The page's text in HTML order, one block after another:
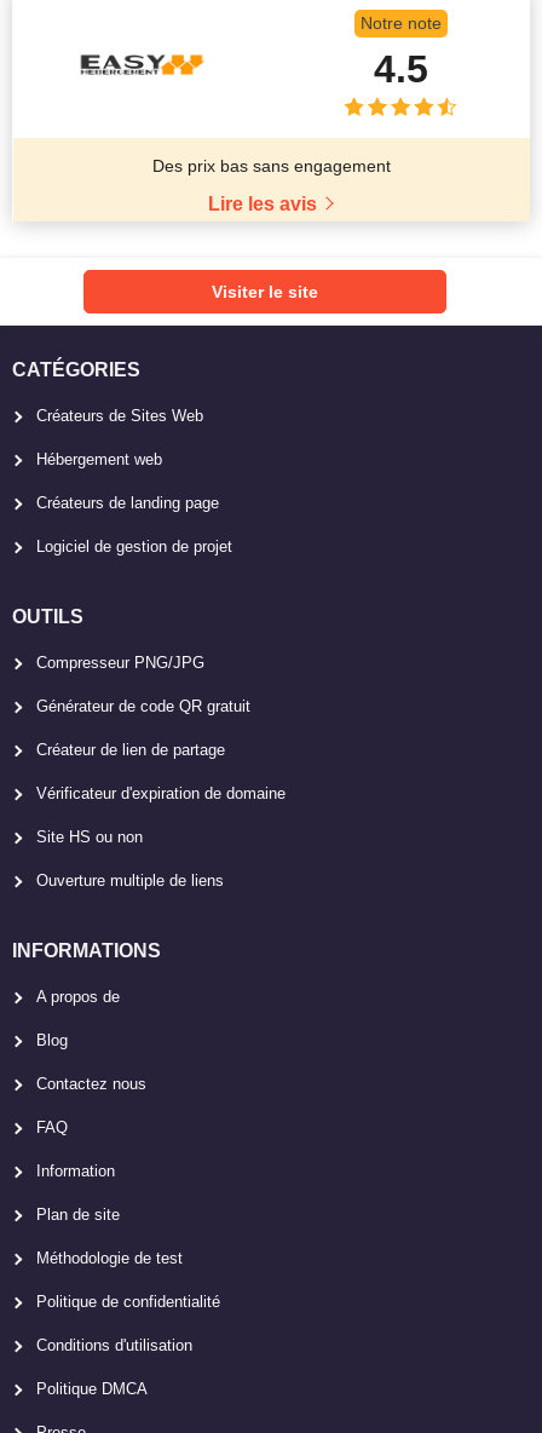
Notre note
4.5
Des prix bas sans engagement
Lire les avis
Visiter le site
CATÉGORIES
Créateurs de Sites Web
Hébergement web
Créateurs de landing page
Logiciel de gestion de projet
OUTILS
Compresseur PNG/JPG
Générateur de code QR gratuit
Créateur de lien de partage
Vérificateur d'expiration de domaine
Site HS ou non
Ouverture multiple de liens
INFORMATIONS
A propos de
Blog
Contactez nous
FAQ
Information
Plan de site
Méthodologie de test
Politique de confidentialité
Conditions d'utilisation
Politique DMCA